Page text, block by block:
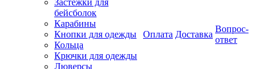
Застежки для
бейсболок
Карабины
Кнопки для одежды
Кольца
Крючки для одежды
Люверсы
Оплата Доставка
Вопрос-
ответ